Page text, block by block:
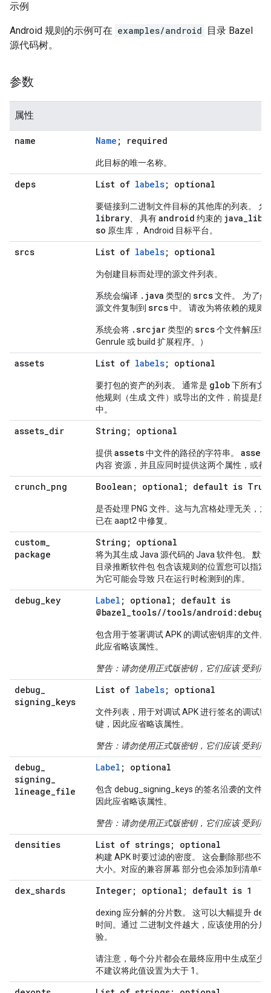
示例
Android 规则的示例可在 examples/android 目录 Bazel
源代码树。
参数
属性
name Name ; required
此目标的唯一名称。
deps List of labels; optional
要链接到二进制文件目标的其他库的列表。 允
library 、 具有android 约束的 java_
so 原生库， Android 目标平台。
srcs List of labels; optional
为创建目标而处理的源文件列表。
系统会编译 .java 类型的 srcs文件。
为了便
源文件复制到 srcs中。 请改为将依赖的规则
系统会将 .srcjar类型的 srcs个文件解压缩
Genrule 或 build 扩展程序。）
assets List of labels; optional
要打包的资产的列表。 通常是 glob下所有文
他规则（生成 文件）或导出的文件，前提是
中。
assets_dir String; optional
提供assets中文件的路径的字符串。 assets
内容 资源，并且应同时提供这两个属性，或都
crunch_png Boolean; optional; default is True
是否处理 PNG 文件。这与九宫格处理无关，
已在 aapt2 中修复。
custom_
package
String; optional
将为其生成 Java 源代码的 Java 软件包。 默
目录推断软件包 包含该规则的位置您可以指
为它可能会导致 只在运行时检测到的库。
debug_key Label ; optional; default is
@bazel_tools//tools/
包含用于签署调试 APK 的调试密钥库的文件
此应省略该属性。
警告：请勿使用正式版密钥，它们应该 受到
debug_
signing_keys
List of labels; optional
文件列表，用于对调试 APK 进行签名的调试
键，因此应省略该属性。
警告：请勿使用正式版密钥，它们应该 受到
debug_
signing_
lineage_file
Label ; optional
包含 debug_signing_keys 的签名沿袭的文件
因此应省略该属性。
警告：请勿使用正式版密钥，它们应该 受到
densities List of strings; optional
构建 APK 时要过滤的密度。 这会删除那些不
大小。对应的兼容屏幕 部分也会添加到清单
dex_shards Integer; optional; default is 1
dexing 应分解的分片数。 这可以大幅提升
时间。通过 二进制文件越大，应该使用的分
验。
请注意，每个分片都会在最终应用中生成至少
不建议将此值设置为大于 1。